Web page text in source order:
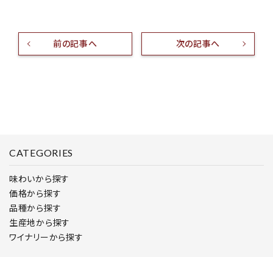
前の記事へ 次の記事へ
CATEGORIES
味わいから探す
価格から探す
品種から探す
生産地から探す
ワイナリーから探す